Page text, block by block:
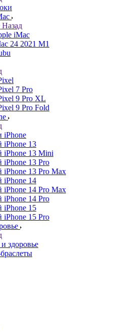
Назад
iMac
24 2021 M1
7 Pro
9 Pro XL
9 Pro Fold
iPhone
iPhone 13
iPhone 13 Mini
iPhone 13 Pro
iPhone 13 Pro Max
iPhone 14
iPhone 14 Pro Max
iPhone 14 Pro
iPhone 15
iPhone 15 Pro
здоровье